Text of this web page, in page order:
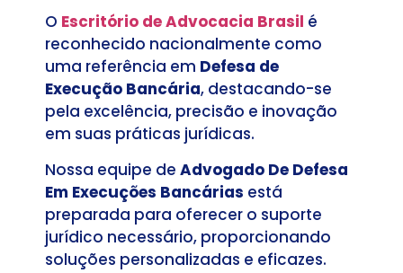
O Escritório de Advocacia Brasil é
reconhecido nacionalmente como
uma referência em Defesa de
Execução Bancária, destacando-se
pela excelência, precisão e inovação
em suas práticas jurídicas.
Nossa equipe de Advogado De Defesa
Em Execuções Bancárias está
preparada para oferecer o suporte
jurídico necessário, proporcionando
soluções personalizadas e eficazes.